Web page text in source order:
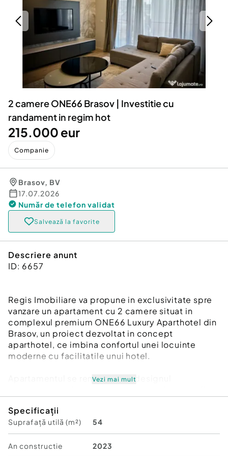
Servicii
Animale de companie
Afaceri și echipamente profesionale
Inchiriere Bunuri si Vehicule
Utilaje agricole si industriale
Piese auto si accesorii
Dacia Duster
2 camere ONE66 Brasov | Investitie cu
randament in regim hot
215.000 eur
Companie
Brasov, BV
17.07.2026
Număr de telefon validat
Salvează la favorite
Descriere anunt
ID: 6657
Regis Imobiliare va propune in exclusivitate spre
vanzare un apartament cu 2 camere situat in
complexul premium ONE66 Luxury Aparthotel din
Brasov, un proiect dezvoltat in concept
aparthotel, ce imbina confortul unei locuinte
moderne cu facilitatile unui hotel.
Apartamentul se remarca prin designul
Conceptul de aparthotel permite valorificarea
proprietatii in regim hotelier sau prin inchiriere pe
termen lung, oferind un potential atractiv de
randament.
Vezi mai mult
Specificații
Suprafață utilă (m²) 54
An constructie 2023